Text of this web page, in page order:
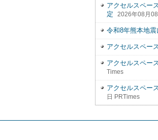
アクセルスペー
定
2026年08月
令和8年熊本地
アクセルスペー
アクセルスペー
Times
アクセルスペー
日 PRTimes